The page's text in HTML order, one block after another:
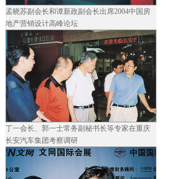
孟晓苏副会长和谭新政副会长出席2004中国房
地产营销设计高峰论坛
丁一会长、郭一士常务副秘书长等专家在重庆
长安汽车集团考察调研